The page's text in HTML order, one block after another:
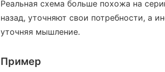
Реальная схема больше похожа на
назад, уточняют свои потребности, а
уточняя мышление.
Пример